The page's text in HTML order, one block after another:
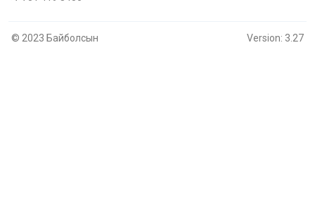
© 2023 Байболсын Version: 3.27